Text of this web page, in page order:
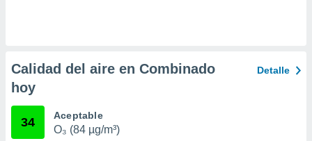
en
en
Calidad del aire en Combinado
hoy
Detalle
34 Aceptable
O₃ (84 µg/m³)